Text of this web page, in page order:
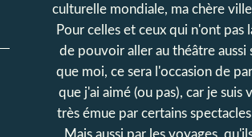
culturelle mondiale, ma chère
Pour celles et ceux qui n'ont pas
de pouvoir aller au théâtre aussi
que moi, ce sera l'occasion de
que j'ai aimé (ou pas), car je suis
très émue par certains
Mais aussi par les voyages,